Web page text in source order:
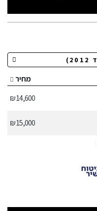
מחיר
14,600 ₪
15,000 ₪